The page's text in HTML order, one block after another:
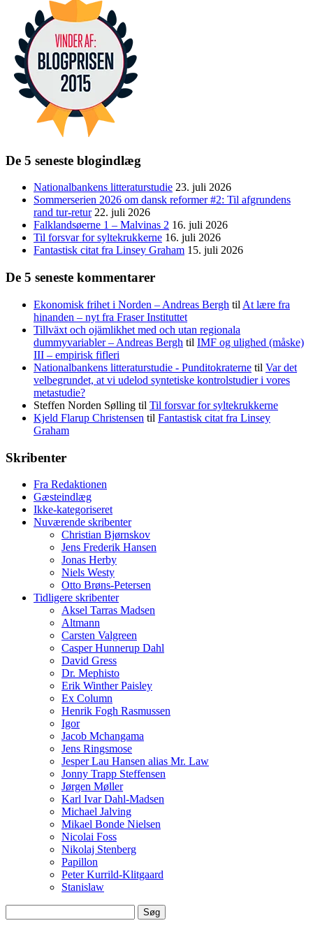
De 5 seneste blogindlæg
Nationalbankens litteraturstudie 23. juli 2026
Sommerserien 2026 om dansk reformer #2: Til afgrundens
rand tur-retur 22. juli 2026
Falklandsøerne 1 – Malvinas 2 16. juli 2026
Til forsvar for syltekrukkerne 16. juli 2026
Fantastisk citat fra Linsey Graham 15. juli 2026
De 5 seneste kommentarer
Ekonomisk frihet i Norden – Andreas Bergh til At lære fra
hinanden – nyt fra Fraser Instituttet
Tillväxt och ojämlikhet med och utan regionala
dummyvariabler – Andreas Bergh til IMF og ulighed (måske)
III – empirisk fifleri
Nationalbankens litteraturstudie - Punditokraterne til Var det
velbegrundet, at vi udelod syntetiske kontrolstudier i vores
metastudie?
Steffen Norden Sølling til Til forsvar for syltekrukkerne
Kjeld Flarup Christensen til Fantastisk citat fra Linsey
Graham
Skribenter
Fra Redaktionen
Gæsteindlæg
Ikke-kategoriseret
Nuværende skribenter
Christian Bjørnskov
Jens Frederik Hansen
Jonas Herby
Niels Westy
Otto Brøns-Petersen
Tidligere skribenter
Aksel Tarras Madsen
Altmann
Carsten Valgreen
Casper Hunnerup Dahl
David Gress
Dr. Mephisto
Erik Winther Paisley
Ex Column
Henrik Fogh Rasmussen
Igor
Jacob Mchangama
Jens Ringsmose
Jesper Lau Hansen alias Mr. Law
Jonny Trapp Steffensen
Jørgen Møller
Karl Ivar Dahl-Madsen
Michael Jalving
Mikael Bonde Nielsen
Nicolai Foss
Nikolaj Stenberg
Papillon
Peter Kurrild-Klitgaard
Stanislaw
efter: